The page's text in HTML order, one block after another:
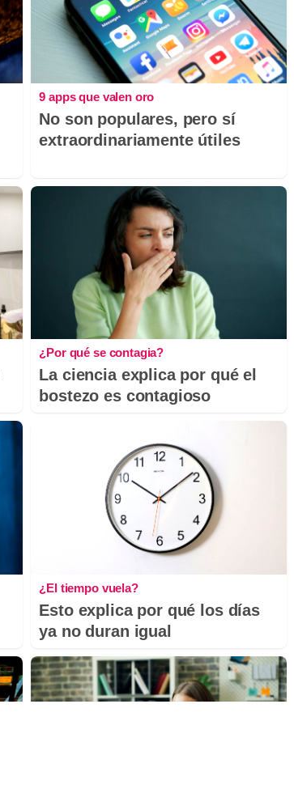
9 apps que valen oro
No son populares, pero sí
extraordinariamente útiles
¿Por qué se contagia?
La ciencia explica por qué el
bostezo es contagioso
¿El tiempo vuela?
Esto explica por qué los días
ya no duran igual